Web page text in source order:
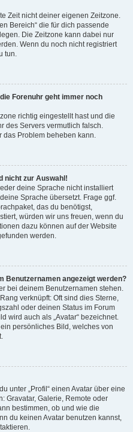
Zeit nicht deiner eigenen Zeitzone.
Bereich“ die für dich passende
Die Zeitzone kann dabei nur
Wenn du noch nicht registriert
tun.
Forenuhr geht immer noch
richtig eingestellt hast und die
des Servers vermutlich falsch.
das Problem beheben kann.
nicht zur Auswahl!
deine Sprache nicht installiert
Sprache übersetzt. Frage ggf.
das du benötigst,
würden wir uns freuen, wenn du
dazu können auf der Website
werden.
Benutzernamen angezeigt werden?
bei deinem Benutzernamen stehen.
verknüpft: Oft sind dies Sterne,
oder deinen Status im Forum
wird auch als „Avatar“ bezeichnet.
persönliches Bild, welches von
unter „Profil“ einen Avatar über eine
Gravatar, Galerie, Remote oder
bestimmen, ob und wie die
du keinen Avatar benutzen kannst,